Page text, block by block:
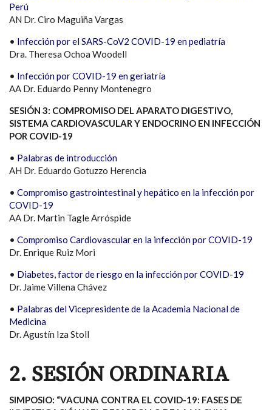
Perú
AN Dr. Ciro Maguiña Vargas
• Infección por el SARS-CoV2 COVID-19 en pediatría
Dra. Theresa Ochoa Woodell
• Infección por COVID-19 en geriatría
AA Dr. Eduardo Penny Montenegro
SESIÓN 3: COMPROMISO DEL APARATO DIGESTIVO,
SISTEMA CARDIOVASCULAR Y ENDOCRINO EN INFECCIÓN
POR COVID-19
• Palabras de introducción
AH Dr. Eduardo Gotuzzo Herencia
• Compromiso gastrointestinal y hepático en la infección por
COVID-19
AA Dr. Martin Tagle Arróspide
• Compromiso Cardiovascular en la infección por COVID-19
Dr. Enrique Ruiz Mori
• Diabetes, factor de riesgo en la infección por COVID-19
Dr. Jaime Villena Chávez
• Palabras del Vicepresidente de la Academia Nacional de
Medicina
Dr. Agustín Iza Stoll
2. SESIÓN ORDINARIA
SIMPOSIO: “VACUNA CONTRA EL COVID-19: FASES DE